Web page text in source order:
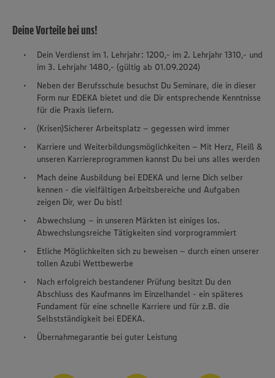
Deine Vorteile bei uns!
Dein Verdienst im 1. Lehrjahr: 1200,- im 2. Lehrjahr 1310,- und
im 3. Lehrjahr 1480,- (gültig ab 01.09.2024)
Neben der Berufsschule besuchst Du Seminare, die in dieser
Form nur EDEKA bietet und die Dir entsprechende Kenntnisse
für die Praxis liefern.
(Krisen)Sicherer Arbeitsplatz – gegessen wird immer
Karriere und Weiterbildungsmöglichkeiten – Mit Herz, Fleiß &
unseren Karriereprogrammen kannst Du bei uns alles werden
Mach deine Ausbildung bei EDEKA und lerne Dich selber
kennen - die vielfältigen Arbeitsbereiche und Aufgaben
zeigen Dir, wer Du bist!
Abwechslung – in unseren Märkten ist einiges los.
Abwechslungsreiche Tätigkeiten sind vorprogrammiert
Etliche Möglichkeiten sich zu beweisen – durch einen unserer
tollen Azubi Wettbewerbe
Nach erfolgreich bestandener Prüfung besitzt Du den
Abschluss des Kaufmanns im Einzelhandel - ein späteres
Fundament für eine schnelle Karriere und für z.B. die
Selbstständigkeit bei EDEKA.
Übernahmegarantie bei guter Leistung